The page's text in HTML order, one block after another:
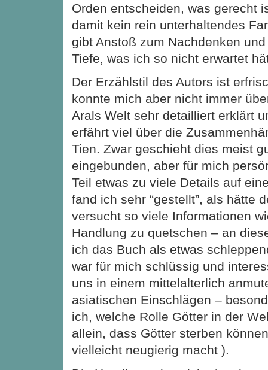
Orden entscheiden, was gerecht
damit kein rein unterhaltendes
gibt Anstoß zum Nachdenken
Tiefe, was ich so nicht erwartet
Der Erzählstil des Autors ist
konnte mich aber nicht immer
Arals Welt sehr detailliert erklärt
erfährt viel über die
Tien. Zwar geschieht dies meist
eingebunden, aber für mich
Teil etwas zu viele Details auf
fand ich sehr “gestellt”, als hätte
versucht so viele Informationen
Handlung zu quetschen – an
ich das Buch als etwas
war für mich schlüssig und
uns in einem mittelalterlich
asiatischen Einschlägen –
ich, welche Rolle Götter in der
allein, dass Götter sterben
vielleicht neugierig macht ).